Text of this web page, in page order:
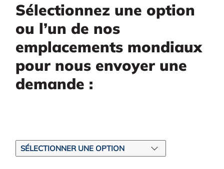
Sélectionnez une option
ou l’un de nos
emplacements mondiaux
pour nous envoyer une
demande :